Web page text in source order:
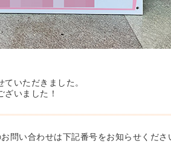
いただきました。
ざいました！
問い合わせは下記番号をお知らせくださ